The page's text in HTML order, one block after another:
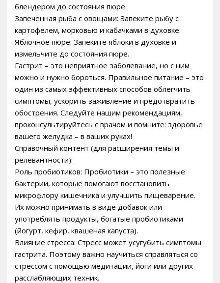
блендером до состояния пюре.
Запеченная рыба с овощами: Запеките рыбу с
картофелем, морковью и кабачками в духовке.
Яблочное пюре: Запеките яблоки в духовке и
измельчите до состояния пюре.
Гастрит – это неприятное заболевание, но с ним
можно и нужно бороться. Правильное питание – это
один из самых эффективных способов облегчить
симптомы, ускорить заживление и предотвратить
обострения. Следуйте нашим рекомендациям,
проконсультируйтесь с врачом и помните: здоровье
вашего желудка – в ваших руках!
Справочный контент (для расширения темы и
релевантности):
Роль пробиотиков: Пробиотики – это полезные
бактерии, которые помогают восстановить
микрофлору кишечника и улучшить пищеварение.
Их можно принимать в виде добавок или
употреблять продукты, богатые пробиотиками
(йогурт, кефир, квашеная капуста).
Влияние стресса: Стресс может усугубить симптомы
гастрита. Поэтому важно научиться справляться со
стрессом с помощью медитации, йоги или других
расслабляющих техник.